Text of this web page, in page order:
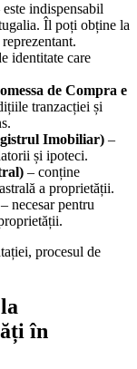
este indispensabil
Îl poți obține la
identitate care
de Compra e
tranzacției și
Imobiliar) –
și ipoteci.
– conține
a proprietății.
– necesar pentru
procesul de
în